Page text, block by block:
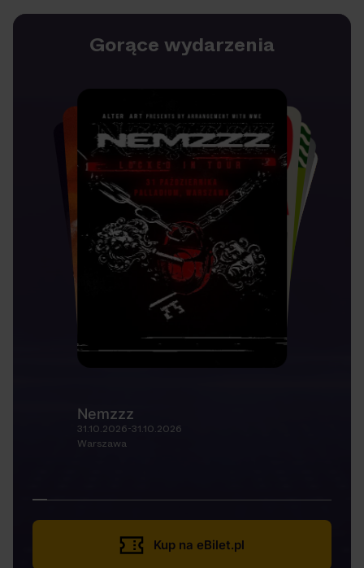
Gorące wydarzenia
Nemzzz
31.10.2026-31.10.2026
Warszawa
Kup na eBilet.pl